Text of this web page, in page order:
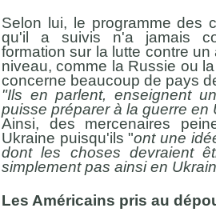
Selon lui, le programme des
qu'il a suivis n'a jamais
formation sur la lutte contre
niveau, comme la Russie ou
concerne beaucoup de pays
"Ils en parlent, enseignent
puisse préparer à la guerre en
Ainsi, des mercenaires
Ukraine puisqu'ils "ont une
dont les choses devraient
simplement pas ainsi en
Les Américains pris au